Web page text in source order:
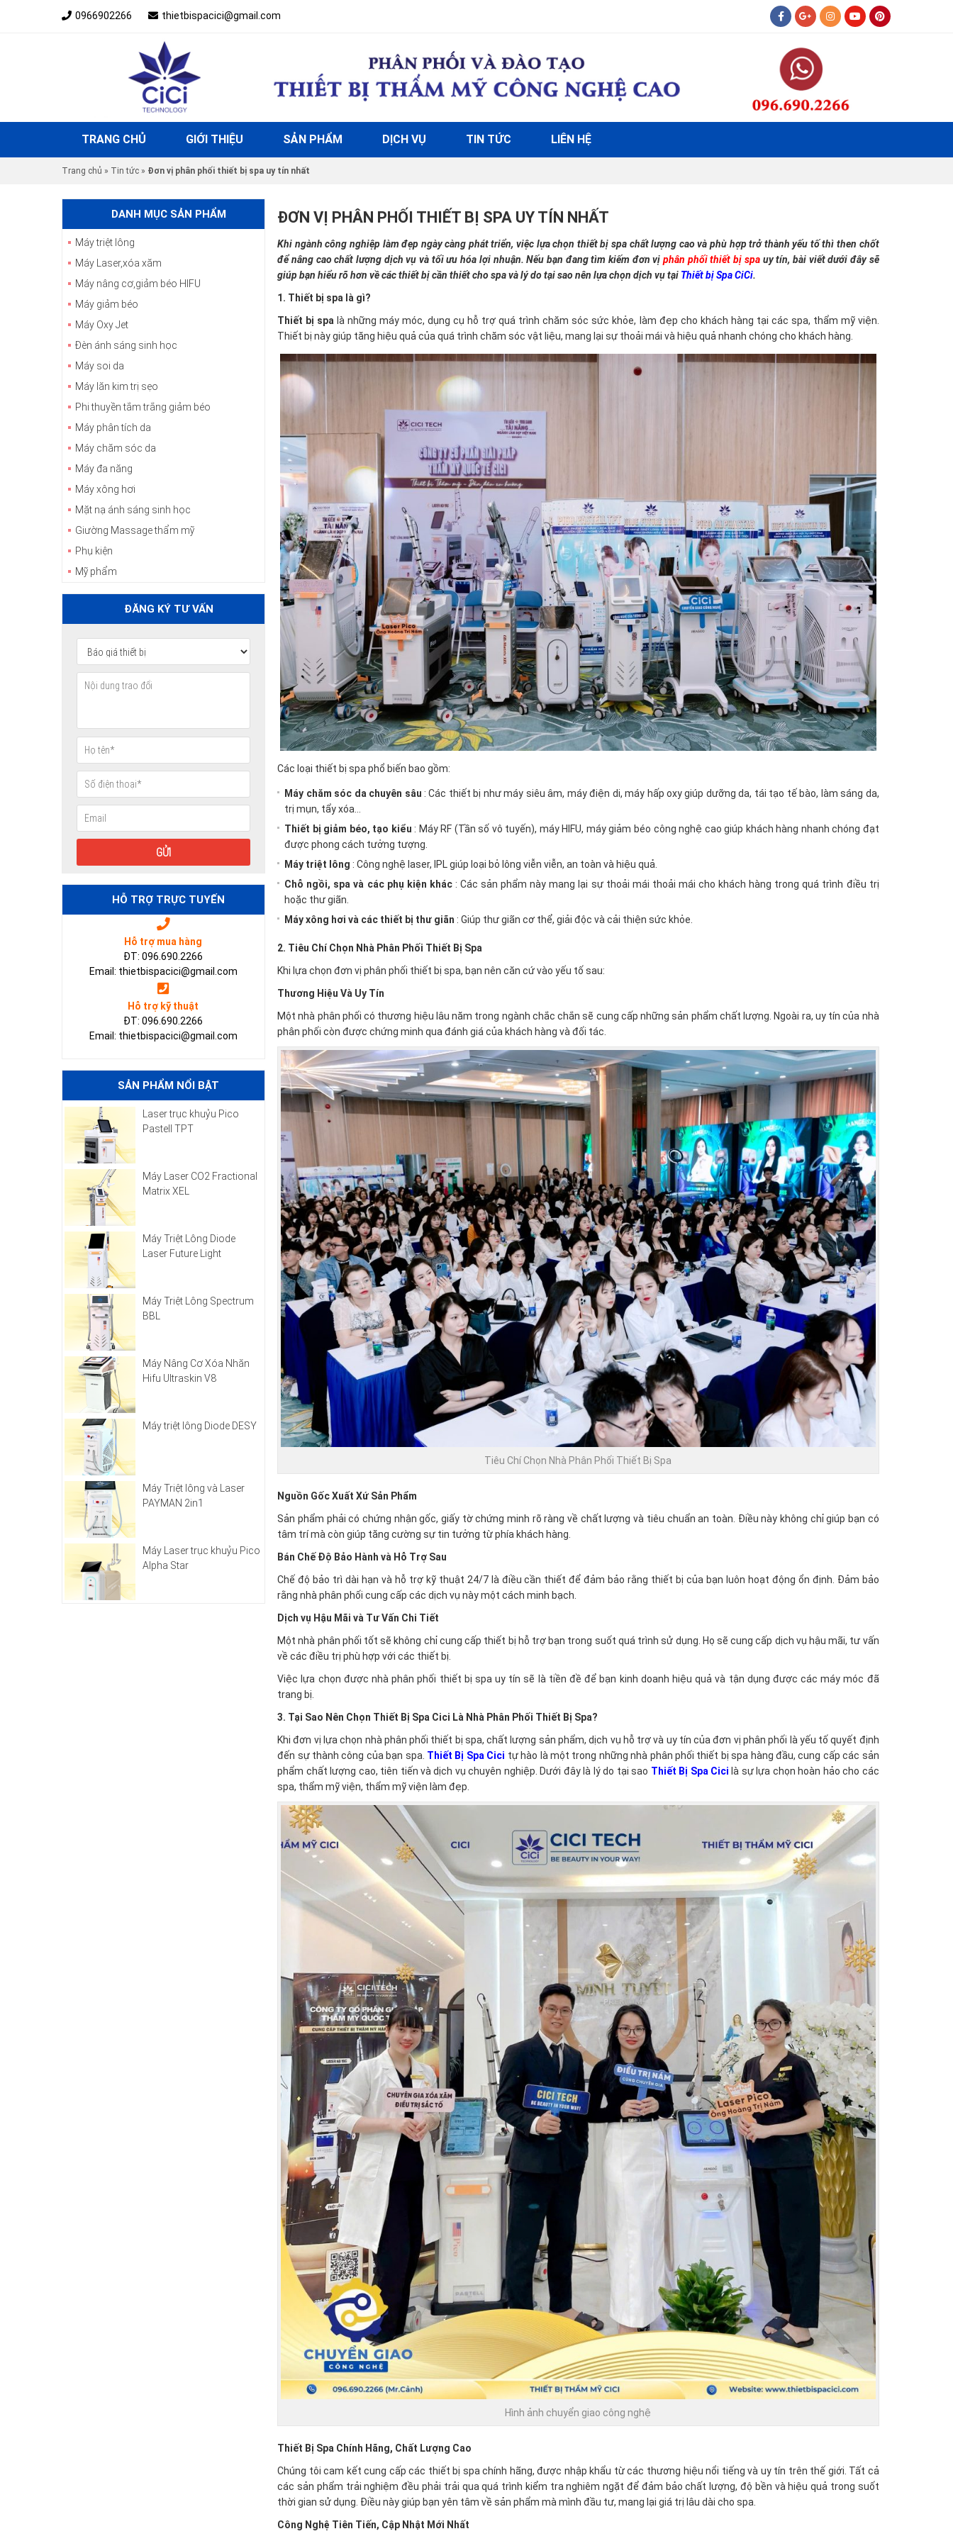
0966902266 thietbispacici@gmail.com
TRANG CHỦ GIỚI THIỆU SẢN PHẨM DỊCH VỤ TIN TỨC LIÊN HỆ
Trang chủ » Tin tức » Đơn vị phân phối thiết bị spa uy tín nhất
ĐƠN VỊ PHÂN PHỐI THIẾT BỊ SPA UY TÍN NHẤT
Khi ngành công nghiệp làm đẹp ngày càng phát triển, việc lựa chọn thiết bị spa chất lượng cao và phù hợp trở thành yếu tố thì then chốt
để nâng cao chất lượng dịch vụ và tối ưu hóa lợi nhuận. Nếu bạn đang tìm kiếm đơn vịphân phối thiết bị spauy tín, bài viết dưới đây sẽ
giúp bạn hiểu rõ hơn về các thiết bị cần thiết cho spa và lý do tại sao nên lựa chọn dịch vụ tại Thiết bị Spa CiCi.
1. Thiết bị spa là gì?
Thiết bị spa là những máy móc, dụng cụ hỗ trợ quá trình chăm sóc sức khỏe, làm đẹp cho khách hàng tại các spa, thẩm mỹ viện.
Thiết bị này giúp tăng hiệu quả của quá trình chăm sóc vật liệu, mang lại sự thoải mái và hiệu quả nhanh chóng cho khách hàng.
Các loại thiết bị spa phổ biến bao gồm:
Máy chăm sóc da chuyên sâu : Các thiết bị như máy siêu âm, máy điện di, máy hấp oxy giúp dưỡng da, tái tạo tế bào, làm sáng da,
trị mụn, tẩy xóa…
Thiết bị giảm béo, tạo kiểu : Máy RF (Tần số vô tuyến), máy HIFU, máy giảm béo công nghệ cao giúp khách hàng nhanh chóng đạt
được phong cách tưởng tượng.
Máy triệt lông : Công nghệ laser, IPL giúp loại bỏ lông viễn viễn, an toàn và hiệu quả.
Chỗ ngồi, spa và các phụ kiện khác: Các sản phẩm này mang lại sự thoải mái thoải mái cho khách hàng trong quá trình điều trị
hoặc thư giãn.
Máy xông hơi và các thiết bị thư giãn : Giúp thư giãn cơ thể, giải độc và cải thiện sức khỏe.
2. Tiêu Chí Chọn Nhà Phân Phối Thiết Bị Spa
Khi lựa chọn đơn vị phân phối thiết bị spa, bạn nên căn cứ vào yếu tố sau:
Thương Hiệu Và Uy Tín
Một nhà phân phối có thương hiệu lâu năm trong ngành chắc chắn sẽ cung cấp những sản phẩm chất lượng. Ngoài ra, uy tín của nhà
phân phối còn được chứng minh qua đánh giá của khách hàng và đối tác.
Tiêu Chí Chọn Nhà Phân Phối Thiết Bị Spa
Nguồn Gốc Xuất Xứ Sản Phẩm
Sản phẩm phải có chứng nhận gốc, giấy tờ chứng minh rõ ràng về chất lượng và tiêu chuẩn an toàn. Điều này không chỉ giúp bạn có
tâm trí mà còn giúp tăng cường sự tin tưởng từ phía khách hàng.
Bán Chế Độ Bảo Hành và Hỗ Trợ Sau
Chế độ bảo trì dài hạn và hỗ trợ kỹ thuật 24/7 là điều cần thiết để đảm bảo rằng thiết bị của bạn luôn hoạt động ổn định. Đảm bảo
rằng nhà phân phối cung cấp các dịch vụ này một cách minh bạch.
Dịch vụ Hậu Mãi và Tư Vấn Chi Tiết
Một nhà phân phối tốt sẽ không chỉ cung cấp thiết bị hỗ trợ bạn trong suốt quá trình sử dụng. Họ sẽ cung cấp dịch vụ hậu mãi, tư vấn
về các điều trị phù hợp với các thiết bị.
Việc lựa chọn được nhà phân phối thiết bị spa uy tín sẽ là tiền đề để bạn kinh doanh hiệu quả và tận dụng được các máy móc đã
trang bị.
3. Tại Sao Nên Chọn Thiết Bị Spa Cici Là Nhà Phân Phối Thiết Bị Spa?
Khi đơn vị lựa chọn nhà phân phối thiết bị spa, chất lượng sản phẩm, dịch vụ hỗ trợ và uy tín của đơn vị phân phối là yếu tố quyết định
đến sự thành công của bạn spa. Thiết Bị Spa Cici tự hào là một trong những nhà phân phối thiết bị spa hàng đầu, cung cấp các sản
phẩm chất lượng cao, tiên tiến và dịch vụ chuyên nghiệp. Dưới đây là lý do tại sao Thiết Bị Spa Cici là sự lựa chọn hoàn hảo cho các
spa, thẩm mỹ viện, thẩm mỹ viện làm đẹp.
Hình ảnh chuyển giao công nghệ
Thiết Bị Spa Chính Hãng, Chất Lượng Cao
Chúng tôi cam kết cung cấp các thiết bị spa chính hãng, được nhập khẩu từ các thương hiệu nổi tiếng và uy tín trên thế giới. Tất cả
các sản phẩm trải nghiệm đều phải trải qua quá trình kiểm tra nghiêm ngặt để đảm bảo chất lượng, độ bền và hiệu quả trong suốt
thời gian sử dụng. Điều này giúp bạn yên tâm về sản phẩm mà mình đầu tư, mang lại giá trị lâu dài cho spa.
Công Nghệ Tiên Tiến, Cập Nhật Mới Nhất
DANH MỤC SẢN PHẨM
Máy triệt lông
Máy Laser,xóa xăm
Máy nâng cơ,giảm béo HIFU
Máy giảm béo
Máy Oxy Jet
Đèn ánh sáng sinh học
Máy soi da
Máy lăn kim trị sẹo
Phi thuyền tắm trắng giảm béo
Máy phân tích da
Máy chăm sóc da
Máy đa năng
Máy xông hơi
Mặt nạ ánh sáng sinh học
Giường Massage thẩm mỹ
Phụ kiện
Mỹ phẩm
ĐĂNG KÝ TƯ VẤN
HỖ TRỢ TRỰC TUYẾN
Hỗ trợ mua hàng
ĐT: 096.690.2266
Email: thietbispacici@gmail.com
Hỗ trợ kỹ thuật
ĐT: 096.690.2266
Email: thietbispacici@gmail.com
SẢN PHẨM NỔI BẬT
Laser trục khuỷu Pico
Pastell TPT
Máy Laser CO2 Fractional
Matrix XEL
Máy Triệt Lông Diode
Laser Future Light
Máy Triệt Lông Spectrum
BBL
Máy Nâng Cơ Xóa Nhăn
Hifu Ultraskin V8
Máy triệt lông Diode DESY
Máy Triệt lông và Laser
PAYMAN 2in1
Máy Laser trục khuỷu Pico
Alpha Star